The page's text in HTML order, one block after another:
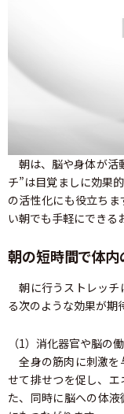
朝は、脳や身体が活
チ”は目覚ましに効果
の活性化にも役立ち
い朝でも手軽にできる
朝の短時間で体内
朝に行うストレッチ
る次のような効果が期
（1）消化器官や脳の
全身の筋肉に刺激を
せて排せつを促し、
た、同時に脳への体